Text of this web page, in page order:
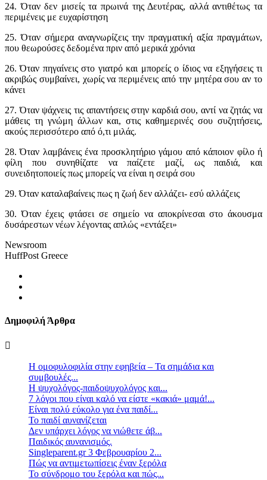
24. Όταν δεν μισείς τα πρωινά της Δευτέρας, αλλά αντιθέτως τα
περιμένεις με ευχαρίστηση
25. Όταν σήμερα αναγνωρίζεις την πραγματική αξία πραγμάτων,
που θεωρούσες δεδομένα πριν από μερικά χρόνια
26. Όταν πηγαίνεις στο γιατρό και μπορείς ο ίδιος να εξηγήσεις τι
ακριβώς συμβαίνει, χωρίς να περιμένεις από την μητέρα σου αν το
κάνει
27. Όταν ψάχνεις τις απαντήσεις στην καρδιά σου, αντί να ζητάς να
μάθεις τη γνώμη άλλων και, στις καθημερινές σου συζητήσεις,
ακούς περισσότερο από ό,τι μιλάς.
28. Όταν λαμβάνεις ένα προσκλητήριο γάμου από κάποιον φίλο ή
φίλη που συνηθίζατε να παίζετε μαζί, ως παιδιά, και
συνειδητοποιείς πως μπορείς να είναι η σειρά σου
29. Όταν καταλαβαίνεις πως η ζωή δεν αλλάζει- εσύ αλλάζεις
30. Όταν έχεις φτάσει σε σημείο να αποκρίνεσαι στο άκουσμα
δυσάρεστων νέων λέγοντας απλώς «εντάξει»
Newsroom
HuffPost Greece
Δημοφιλή Άρθρα
Η ομοφυλοφιλία στην εφηβεία – Τα σημάδια και
συμβουλές...
Η ψυχολόγος-παιδοψυχολόγος και...
7 λόγοι που είναι καλό να είστε «κακιά» μαμά!...
Είναι πολύ εύκολο για ένα παιδί...
Το παιδί αυνανίζεται
Δεν υπάρχει λόγος να νιώθετε άβ...
Παιδικός αυνανισμός.
Singleparent.gr 3 Φεβρουαρίου 2...
Πώς να αντιμετωπίσεις έναν ξερόλα
Το σύνδρομο του ξερόλα και πώς...